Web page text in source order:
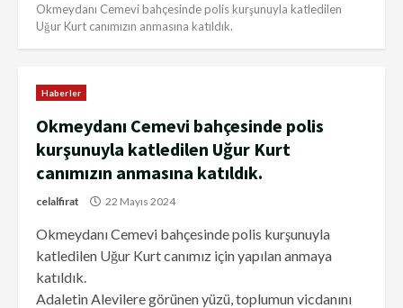
Okmeydanı Cemevi bahçesinde polis kurşunuyla katledilen
Uğur Kurt canımızın anmasına katıldık.
Haberler
Okmeydanı Cemevi bahçesinde polis
kurşunuyla katledilen Uğur Kurt
canımızın anmasına katıldık.
celalfirat 22 Mayıs 2024
Okmeydanı Cemevi bahçesinde polis kurşunuyla
katledilen Uğur Kurt canımız için yapılan anmaya
katıldık.
Adaletin Alevilere görünen yüzü, toplumun vicdanını